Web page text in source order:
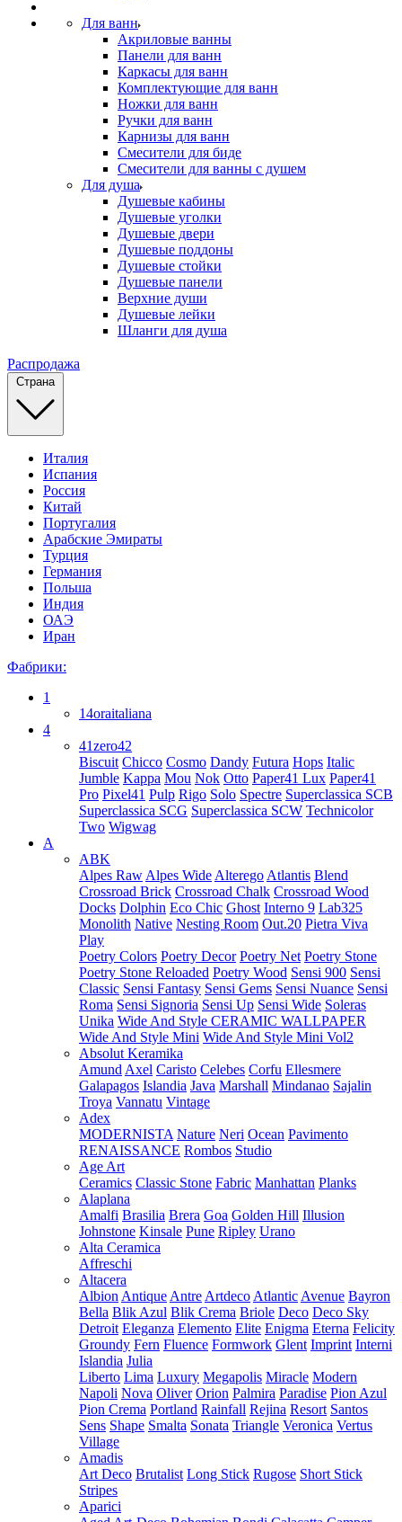
Для ванн
Акриловые ванны
Панели для ванн
Каркасы для ванн
Комплектующие для ванн
Ножки для ванн
Ручки для ванн
Карнизы для ванн
Смесители для биде
Смесители для ванны с душем
Для душа
Душевые кабины
Душевые уголки
Душевые двери
Душевые поддоны
Душевые стойки
Душевые панели
Верхние души
Душевые лейки
Шланги для душа
Распродажа
Страна
Италия
Испания
Россия
Китай
Португалия
Арабские Эмираты
Турция
Германия
Польша
Индия
ОАЭ
Иран
Фабрики:
1
14oraitaliana
4
41zero42
Biscuit Chicco Cosmo Dandy Futura Hops Italic
Jumble Kappa Mou Nok Otto Paper41 Lux Paper41
Pro Pixel41 Pulp Rigo Solo Spectre Superclassica SCB
Superclassica SCG Superclassica SCW Technicolor
Two Wigwag
A
ABK
Alpes Raw Alpes Wide Alterego Atlantis Blend
Crossroad Brick Crossroad Chalk Crossroad Wood
Docks Dolphin Eco Chic Ghost Interno 9 Lab325
Monolith Native Nesting Room Out.20 Pietra Viva
Play
Poetry Colors Poetry Decor Poetry Net Poetry Stone
Poetry Stone Reloaded Poetry Wood Sensi 900 Sensi
Classic Sensi Fantasy Sensi Gems Sensi Nuance Sensi
Roma Sensi Signoria Sensi Up Sensi Wide Soleras
Unika Wide And Style CERAMIC WALLPAPER
Wide And Style Mini Wide And Style Mini Vol2
Absolut Keramika
Amund Axel Caristo Celebes Corfu Ellesmere
Galapagos Islandia Java Marshall Mindanao Sajalin
Troya Vannatu Vintage
Adex
MODERNISTA Nature Neri Ocean Pavimento
RENAISSANCE Rombos Studio
Age Art
Ceramics Classic Stone Fabric Manhattan Planks
Alaplana
Amalfi Brasilia Brera Goa Golden Hill Illusion
Johnstone Kinsale Pune Ripley Urano
Alta Ceramica
Affreschi
Altacera
Albion Antique Antre Artdeco Atlantic Avenue Bayron
Bella Blik Azul Blik Crema Briole Deco Deco Sky
Detroit Eleganza Elemento Elite Enigma Eterna Felicity
Groundy Fern Fluence Formwork Glent Imprint Interni
Islandia Julia
Liberto Lima Luxury Megapolis Miracle Modern
Napoli Nova Oliver Orion Palmira Paradise Pion Azul
Pion Crema Portland Rainfall Rejina Resort Santos
Sens Shape Smalta Sonata Triangle Veronica Vertus
Village
Amadis
Art Deco Brutalist Long Stick Rugose Short Stick
Stripes
Aparici